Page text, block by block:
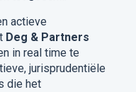
actieve
Deg & Partners
in real time te
jurisprudentiële
die het